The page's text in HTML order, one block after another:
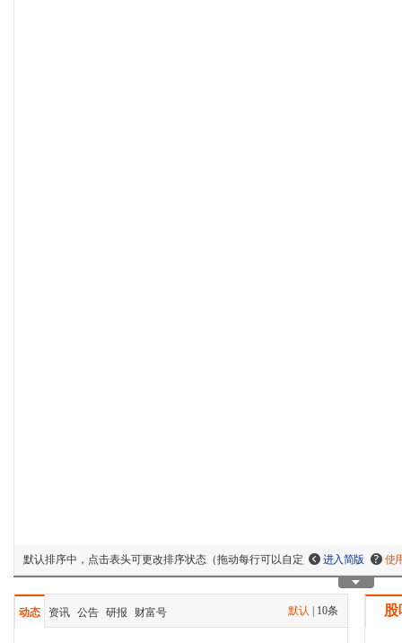
默认排序中，点击表头可更改排序状态（拖动每行可以自定义排序）
进入简版 使
动态 资讯 公告 研报 财富号 默认 10条 股